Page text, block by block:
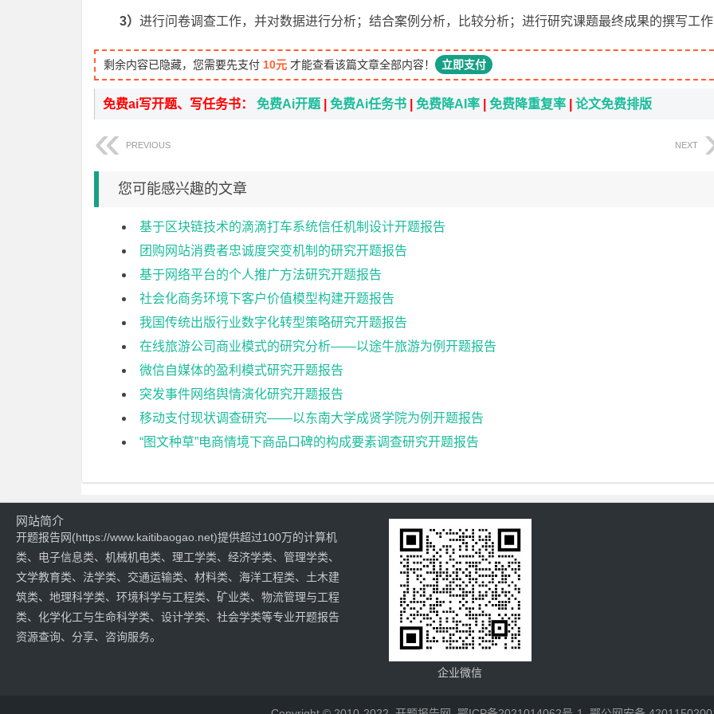
3） 进行问卷调查工作，并对数据进行分析；结合案例分析，比较分析；进行研究课题最终成果的撰写工
剩余内容已隐藏，您需要先支付 10元 才能查看该篇文章全部内容！ 立即支付
免费ai写开题、写任务书： 免费Ai开题 免费Ai任务书 免费降AI率 免费降重复率 论文免费排版
PREVIOUS NEXT
您可能感兴趣的文章
基于区块链技术的滴滴打车系统信任机制设计开题报告
团购网站消费者忠诚度突变机制的研究开题报告
基于网络平台的个人推广方法研究开题报告
社会化商务环境下客户价值模型构建开题报告
我国传统出版行业数字化转型策略研究开题报告
在线旅游公司商业模式的研究分析——以途牛旅游为例开题报告
微信自媒体的盈利模式研究开题报告
突发事件网络舆情演化研究开题报告
移动支付现状调查研究——以东南大学成贤学院为例开题报告
“图文种草”电商情境下商品口碑的构成要素调查研究开题报告
网站简介
开题报告网(https://www.kaitibaogao.net)提供超过100万的计算机
类、电子信息类、机械机电类、理工学类、经济学类、管理学类、
文学教育类、法学类、交通运输类、材料类、海洋工程类、土木建
筑类、地理科学类、环境科学与工程类、矿业类、物流管理与工程
类、化学化工与生命科学类、设计学类、社会学类等专业开题报告
资源查询、分享、咨询服务。
企业微信